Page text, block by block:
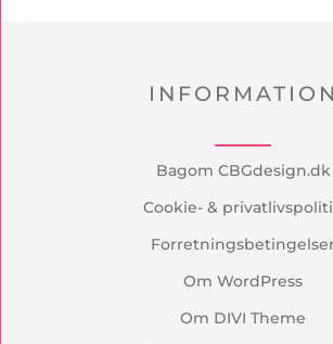
INFORMATION
Bagom CBGdesign.dk
Cookie- &
Om WordPress
Om DIVI Theme